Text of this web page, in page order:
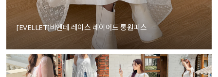
[EVELLET]비엔테 레이스 레이어드 롱원피스